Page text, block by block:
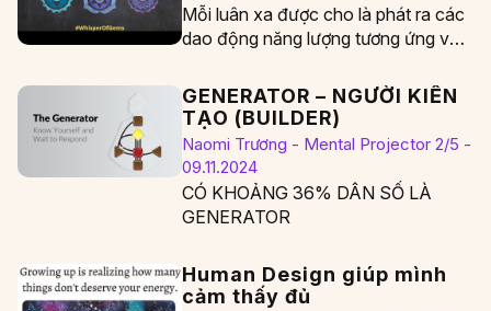
Mỗi luân xa được cho là phát ra các
dao động năng lượng tương ứng với
GENERATOR – NGƯỜI KIẾN
TẠO (BUILDER)
Naomi Trương - Mental Projector 2/5 -
09.11.2024
CÓ KHOẢNG 36% DÂN SỐ LÀ
GENERATOR
Human Design giúp mình
cảm thấy đủ